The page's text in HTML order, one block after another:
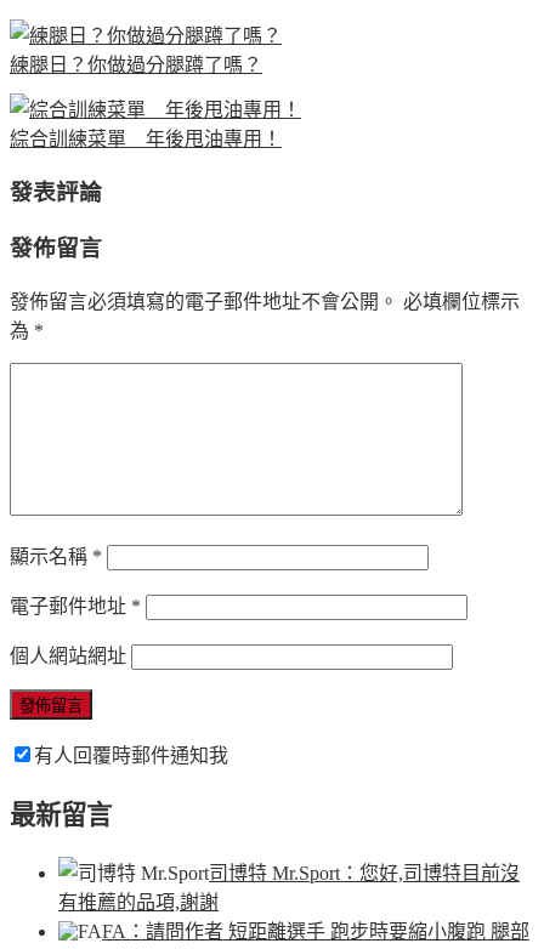
練腿日？你做過分腿蹲了嗎？
綜合訓練菜單 年後甩油專用！
發表評論
發佈留言
發佈留言必須填寫的電子郵件地址不會公開。 必填欄位標示
為 *
顯示名稱 *
電子郵件地址 *
個人網站網址
有人回覆時郵件通知我
最新留言
司博特 Mr.Sport ：您好,司博特目前沒
有推薦的品項,謝謝
FA ：請問作者 短距離選手 跑步時要縮小腹跑 腿部